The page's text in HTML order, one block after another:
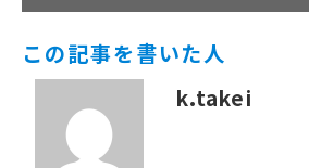
この記事を書いた人
k.takei